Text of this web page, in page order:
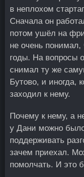
в неплохом
Сначала он
потом ушёл на
не очень
годы. На вопросы
снимал ту же
Бутово, и иногда,
заходил к нему.
Почему к нему, а
у Дани можно
поддерживать
зачем приехал.
помолчать. И это